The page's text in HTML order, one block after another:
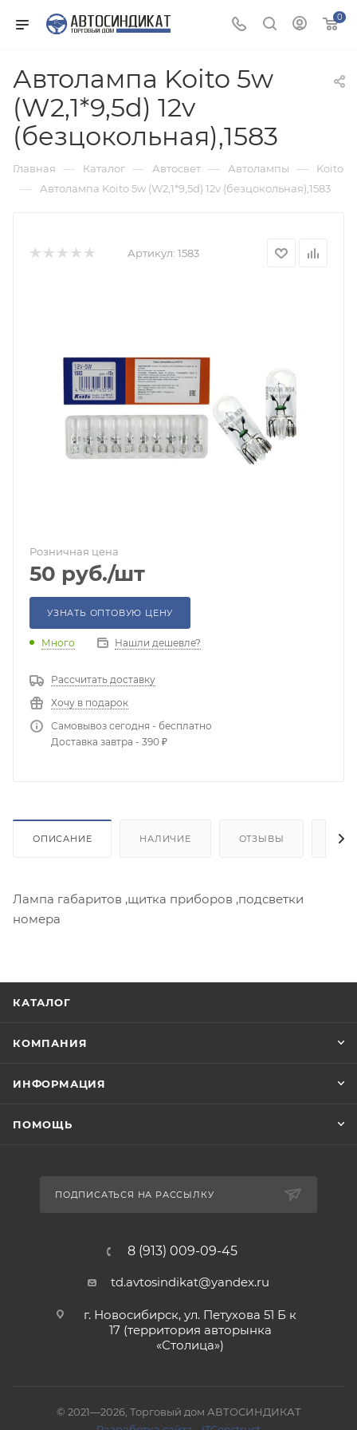
0
Автолампа Koito 5w
(W2,1*9,5d) 12v
(безцокольная),1583
Главная — Каталог — Автосвет — Автолампы — Koito
— Автолампа Koito 5w (W2,1*9,5d) 12v (безцокольная),1583
Артикул: 1583
Розничная цена
50 руб./шт
УЗНАТЬ ОПТОВУЮ ЦЕНУ
Много Нашли дешевле?
Рассчитать доставку
Хочу в подарок
Самовывоз сегодня - бесплатно
Доставка завтра - 390 ₽
ОПИСАНИЕ НАЛИЧИЕ ОТЗЫВЫ
Лампа габаритов ,щитка приборов ,подсветки
номера
КАТАЛОГ
КОМПАНИЯ
ИНФОРМАЦИЯ
ПОМОЩЬ
ПОДПИСАТЬСЯ НА РАССЫЛКУ
8 (913) 009-09-45
td.avtosindikat@yandex.ru
г. Новосибирск, ул. Петухова 51 Б к
17 (территория авторынка
«Столица»)
© 2021—2026, Торговый дом АВТОСИНДИКАТ